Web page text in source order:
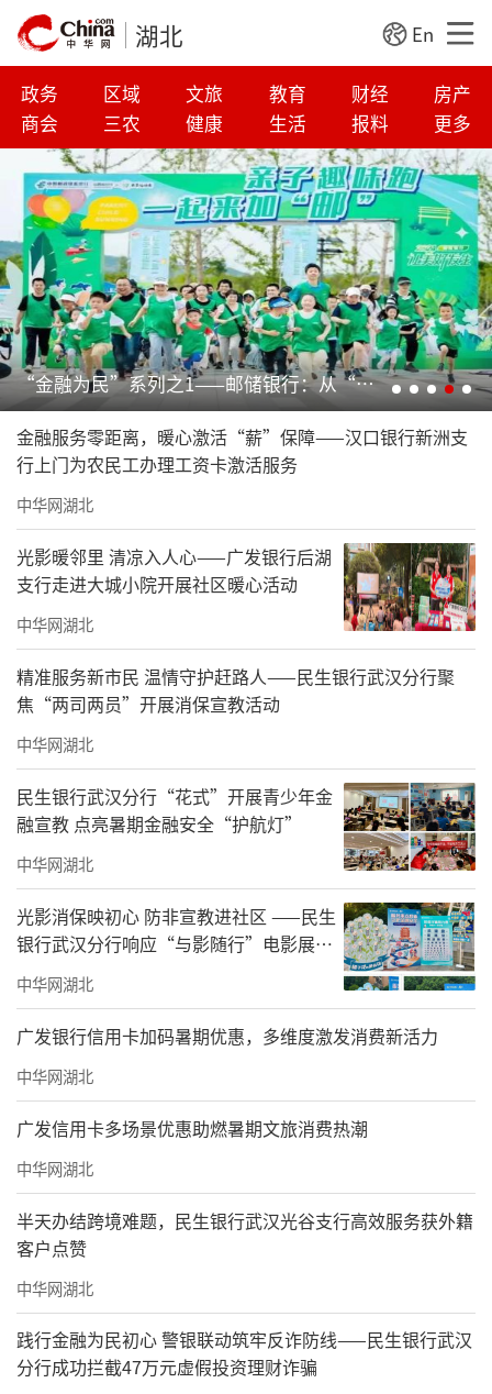
湖北 En
政务 区域 文旅 教育 财经
房产
商会
三农 健康 生活 报料 更多
谱写绿色金融大文章 中国银联“低碳计划”助力武汉碳普惠
金融服务零距离，暖心激活“薪”保障——汉口银行新洲支
行上门为农民工办理工资卡激活服务
中华网湖北
光影暖邻里 清凉入人心——广发银行后湖
支行走进大城小院开展社区暖心活动
中华网湖北
精准服务新市民 温情守护赶路人——民生银行武汉分行聚
焦“两司两员”开展消保宣教活动
中华网湖北
民生银行武汉分行“花式”开展青少年金
融宣教 点亮暑期金融安全“护航灯”
中华网湖北
光影消保映初心 防非宣教进社区 ——民生
银行武汉分行响应“与影随行”电影展映
活动走进东湖新城社区
中华网湖北
广发银行信用卡加码暑期优惠，多维度激发消费新活力
中华网湖北
广发信用卡多场景优惠助燃暑期文旅消费热潮
中华网湖北
半天办结跨境难题，民生银行武汉光谷支行高效服务获外籍
客户点赞
中华网湖北
践行金融为民初心 警银联动筑牢反诈防线——民生银行武汉
分行成功拦截47万元虚假投资理财诈骗